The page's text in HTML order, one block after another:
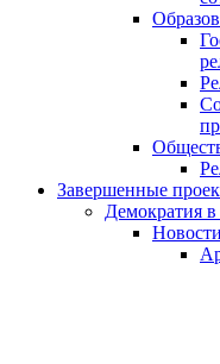
Завершенные
Демократия в
Новости